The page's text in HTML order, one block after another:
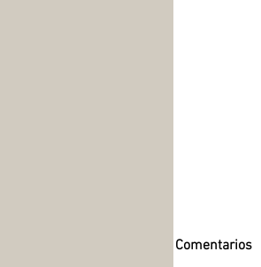
Comentarios